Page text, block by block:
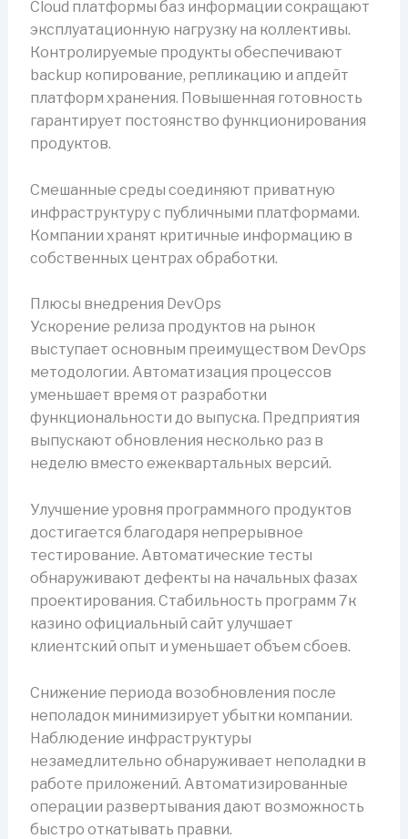
Cloud платформы баз информации сокращают
эксплуатационную нагрузку на коллективы.
Контролируемые продукты обеспечивают
backup копирование, репликацию и апдейт
платформ хранения. Повышенная готовность
гарантирует постоянство функционирования
продуктов.
Смешанные среды соединяют приватную
инфраструктуру с публичными платформами.
Компании хранят критичные информацию в
собственных центрах обработки.
Плюсы внедрения DevOps
Ускорение релиза продуктов на рынок
выступает основным преимуществом DevOps
методологии. Автоматизация процессов
уменьшает время от разработки
функциональности до выпуска. Предприятия
выпускают обновления несколько раз в
неделю вместо ежеквартальных версий.
Улучшение уровня программного продуктов
достигается благодаря непрерывное
тестирование. Автоматические тесты
обнаруживают дефекты на начальных фазах
проектирования. Стабильность программ 7к
казино официальный сайт улучшает
клиентский опыт и уменьшает объем сбоев.
Снижение периода возобновления после
неполадок минимизирует убытки компании.
Наблюдение инфраструктуры
незамедлительно обнаруживает неполадки в
работе приложений. Автоматизированные
операции развертывания дают возможность
быстро откатывать правки.